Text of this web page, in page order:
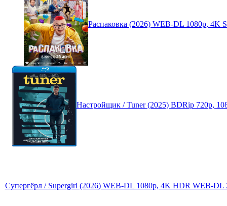
Распаковка (2026) WEB-DL 1080p, 4K
Настройщик / Tuner (2025) BDRip 720p,
Супергёрл / Supergirl (2026) WEB-DL 1080p, 4K HDR WEB-DL